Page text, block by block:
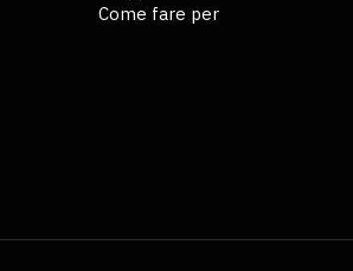
Come fare per